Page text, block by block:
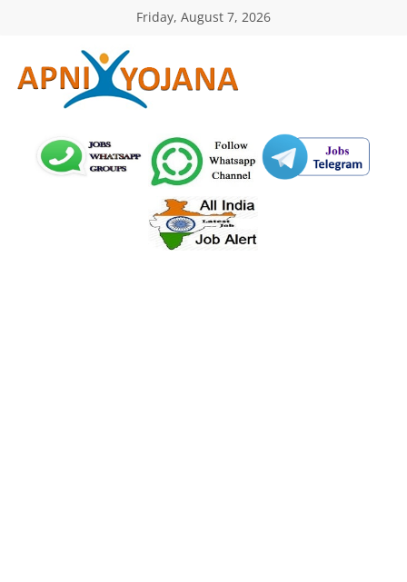
Friday, August 7, 2026
ApniYojana.com
सरकारी
योजनाएँ,